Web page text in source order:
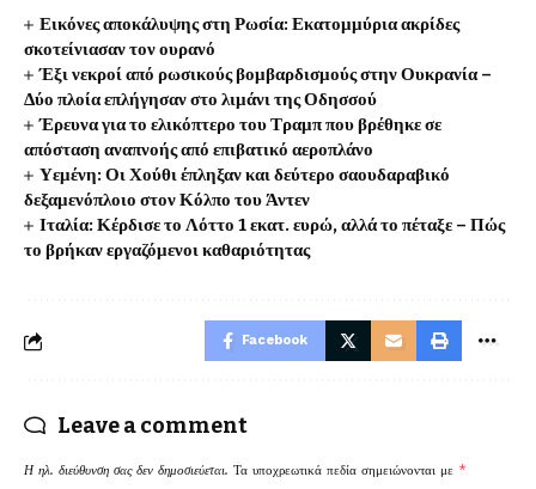
Εικόνες αποκάλυψης στη Ρωσία: Εκατομμύρια ακρίδες
σκοτείνιασαν τον ουρανό
Έξι νεκροί από ρωσικούς βομβαρδισμούς στην Ουκρανία –
Δύο πλοία επλήγησαν στο λιμάνι της Οδησσού
Έρευνα για το ελικόπτερο του Τραμπ που βρέθηκε σε
απόσταση αναπνοής από επιβατικό αεροπλάνο
Υεμένη: Οι Χούθι έπληξαν και δεύτερο σαουδαραβικό
δεξαμενόπλοιο στον Κόλπο του Άντεν
Ιταλία: Κέρδισε το Λόττο 1 εκατ. ευρώ, αλλά το πέταξε – Πώς
το βρήκαν εργαζόμενοι καθαριότητας
Facebook
Leave a comment
Η ηλ. διεύθυνση σας δεν δημοσιεύεται. Τα υποχρεωτικά πεδία σημειώνονται με *